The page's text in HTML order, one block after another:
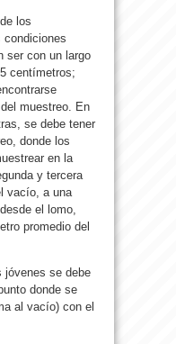
los
condiciones
ser con un largo
centímetros;
muestreo. En
se debe tener
donde los
en la
y tercera
vacío, a una
el lomo,
promedio del
jóvenes se debe
donde se
al vacío) con el